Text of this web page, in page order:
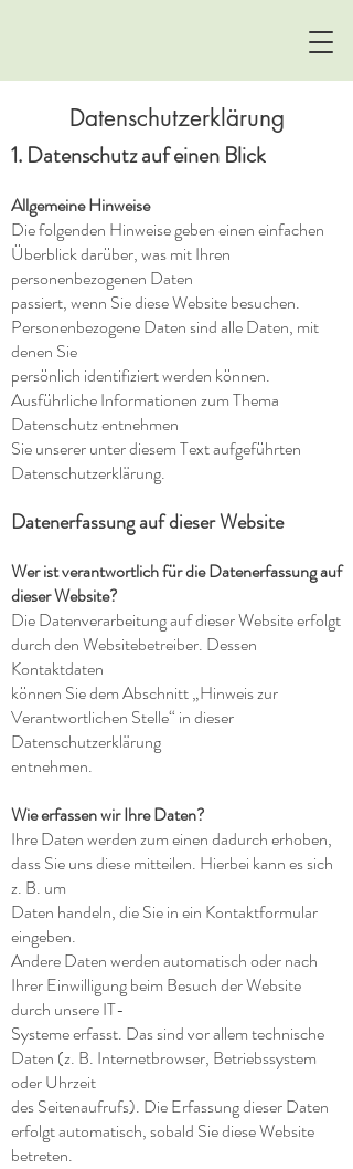
Datenschutzerklärung
1. Datenschutz auf einen Blick
Allgemeine Hinweise
Die folgenden Hinweise geben einen einfachen
Überblick darüber, was mit Ihren
personenbezogenen Daten
passiert, wenn Sie diese Website besuchen.
Personenbezogene Daten sind alle Daten, mit
denen Sie
persönlich identifiziert werden können.
Ausführliche Informationen zum Thema
Datenschutz entnehmen
Sie unserer unter diesem Text aufgeführten
Datenschutzerklärung.
Datenerfassung auf dieser Website
Wer ist verantwortlich für die Datenerfassung auf
dieser Website?
Die Datenverarbeitung auf dieser Website erfolgt
durch den Websitebetreiber. Dessen
Kontaktdaten
können Sie dem Abschnitt „Hinweis zur
Verantwortlichen Stelle“ in dieser
Datenschutzerklärung
entnehmen.
Wie erfassen wir Ihre Daten?
Ihre Daten werden zum einen dadurch erhoben,
dass Sie uns diese mitteilen. Hierbei kann es sich
z. B. um
Daten handeln, die Sie in ein Kontaktformular
eingeben.
Andere Daten werden automatisch oder nach
Ihrer Einwilligung beim Besuch der Website
durch unsere IT-
Systeme erfasst. Das sind vor allem technische
Daten (z. B. Internetbrowser, Betriebssystem
oder Uhrzeit
des Seitenaufrufs). Die Erfassung dieser Daten
erfolgt automatisch, sobald Sie diese Website
betreten.